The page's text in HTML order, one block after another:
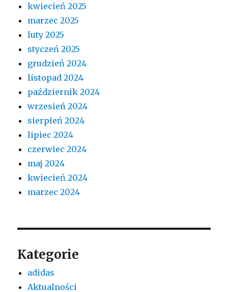
kwiecień 2025
marzec 2025
luty 2025
styczeń 2025
grudzień 2024
listopad 2024
październik 2024
wrzesień 2024
sierpień 2024
lipiec 2024
czerwiec 2024
maj 2024
kwiecień 2024
marzec 2024
Kategorie
adidas
Aktualności